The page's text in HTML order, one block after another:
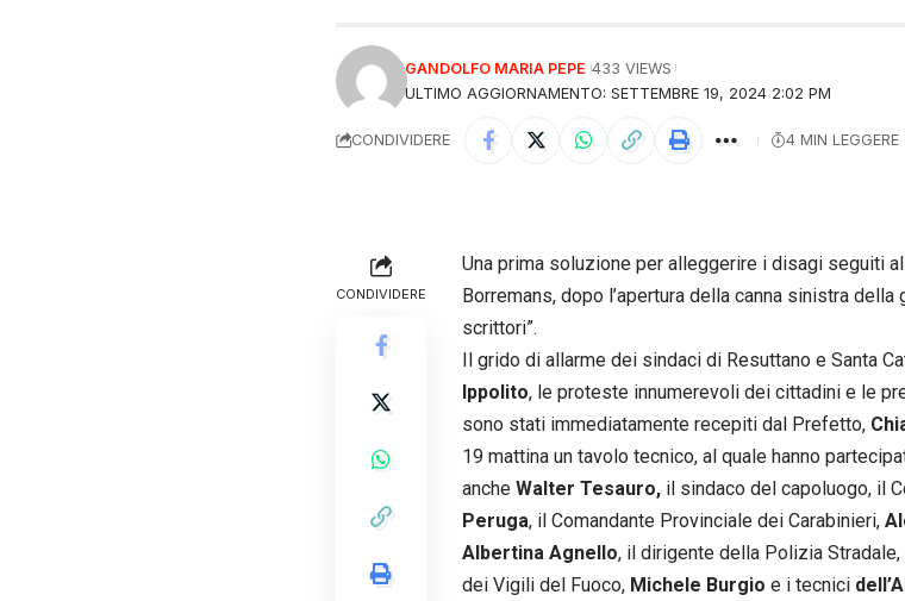
ULTIMO AGGIORNAMENTO: SETTEMBRE 19, 2024 2:02 PM
GANDOLFO MARIA PEPE 433 VIEWS
CONDIVIDERE 4 MIN LEGGERE
CONDIVIDERE
Una prima soluzione per alleggerire i disagi seguiti
Borremans, dopo l’apertura della canna sinistra
scrittori”.
Il grido di allarme dei sindaci di Resuttano e Santa
Ippolito, le proteste innumerevoli dei cittadini e le
sono stati immediatamente recepiti dal Prefetto,
19 mattina un tavolo tecnico, al quale hanno
anche Walter Tesauro, il sindaco del capoluogo, il
Peruga, il Comandante Provinciale dei Carabinieri,
Albertina Agnello, il dirigente della Polizia Stradale,
dei Vigili del Fuoco, Michele Burgio e i tecnici